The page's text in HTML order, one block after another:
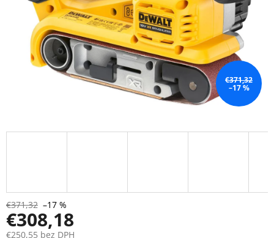
€371,32
–17 %
€371,32 –17 %
€308,18
€250,55 bez DPH